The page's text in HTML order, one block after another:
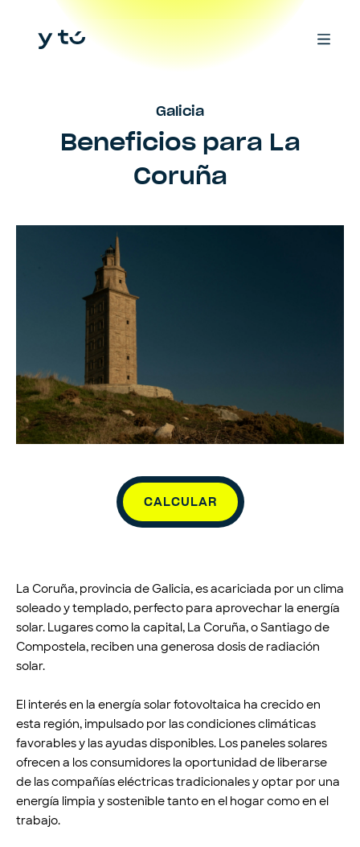
Galicia
Beneficios para La
Coruña
CALCULAR
La Coruña, provincia de Galicia, es acariciada por un clima
soleado y templado, perfecto para aprovechar la energía
solar. Lugares como la capital, La Coruña, o Santiago de
Compostela, reciben una generosa dosis de radiación
solar.
El interés en la energía solar fotovoltaica ha crecido en
esta región, impulsado por las condiciones climáticas
favorables y las ayudas disponibles. Los paneles solares
ofrecen a los consumidores la oportunidad de liberarse
de las compañías eléctricas tradicionales y optar por una
energía limpia y sostenible tanto en el hogar como en el
trabajo.